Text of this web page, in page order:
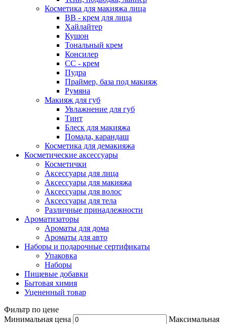
Косметика для макияжа лица
ВВ - крем для лица
Хайлайтер
Кушон
Тональный крем
Консилер
СС - крем
Пудра
Праймер, база под макияж
Румяна
Макияж для губ
Увлажнение для губ
Тинт
Блеск для макияжа
Помада, карандаш
Косметика для демакияжа
Косметические аксессуары
Косметички
Аксессуары для лица
Аксессуары для макияжа
Аксессуары для волос
Аксессуары для тела
Различные принадлежности
Ароматизаторы
Ароматы для дома
Ароматы для авто
Наборы и подарочные сертификаты
Упаковка
Наборы
Пищевые добавки
Бытовая химия
Уцененный товар
Фильтр по цене
Минимальная цена
Максимальная